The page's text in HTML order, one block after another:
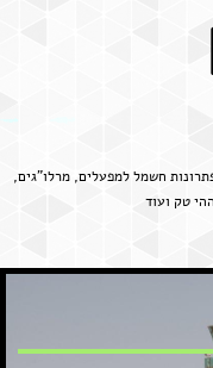
חשמל למפעלים, מרלו"גים,
טק ועוד